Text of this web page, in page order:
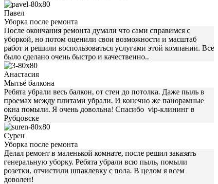
Павел
Уборка после ремонта
После окончания ремонта думали что сами справимся с
уборкой, но потом оценили свои возможности и масштаб
работ и решили воспользоваться услугами этой компании. Все
было сделано очень быстро и качественно..
Анастасия
Мытьё балкона
Ребята убрали весь балкон, от стен до потолка. Даже пыль в
проемах между плитами убрали. И конечно же панорамные
окна помыли. Я очень довольна! Спасибо vip-клининг в
Рубцовске
Сурен
Уборка после ремонта
Делал ремонт в маленькой комнате, после решил заказать
генеральную уборку. Ребята убрали всю пыль, помыли
розетки, отчистили шпаклевку с пола. В целом я всем
доволен!